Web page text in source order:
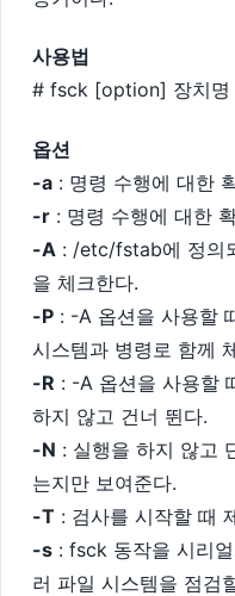
사용법
# fsck [option] 장치명
옵션
-a : 명령 수행에 대한
-r : 명령 수행에 대한
-A : /etc/fstab에 정의
을 체크한다.
-P : -A 옵션을 사용할
시스템과 병령로 함께
-R : -A 옵션을 사용할
하지 않고 건너 뛴다.
-N : 실행을 하지 않고
는지만 보여준다.
-T : 검사를 시작할 때
-s : fsck 동작을 시리
러 파일 시스템을 점검